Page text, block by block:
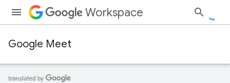
Workspace
Google Meet